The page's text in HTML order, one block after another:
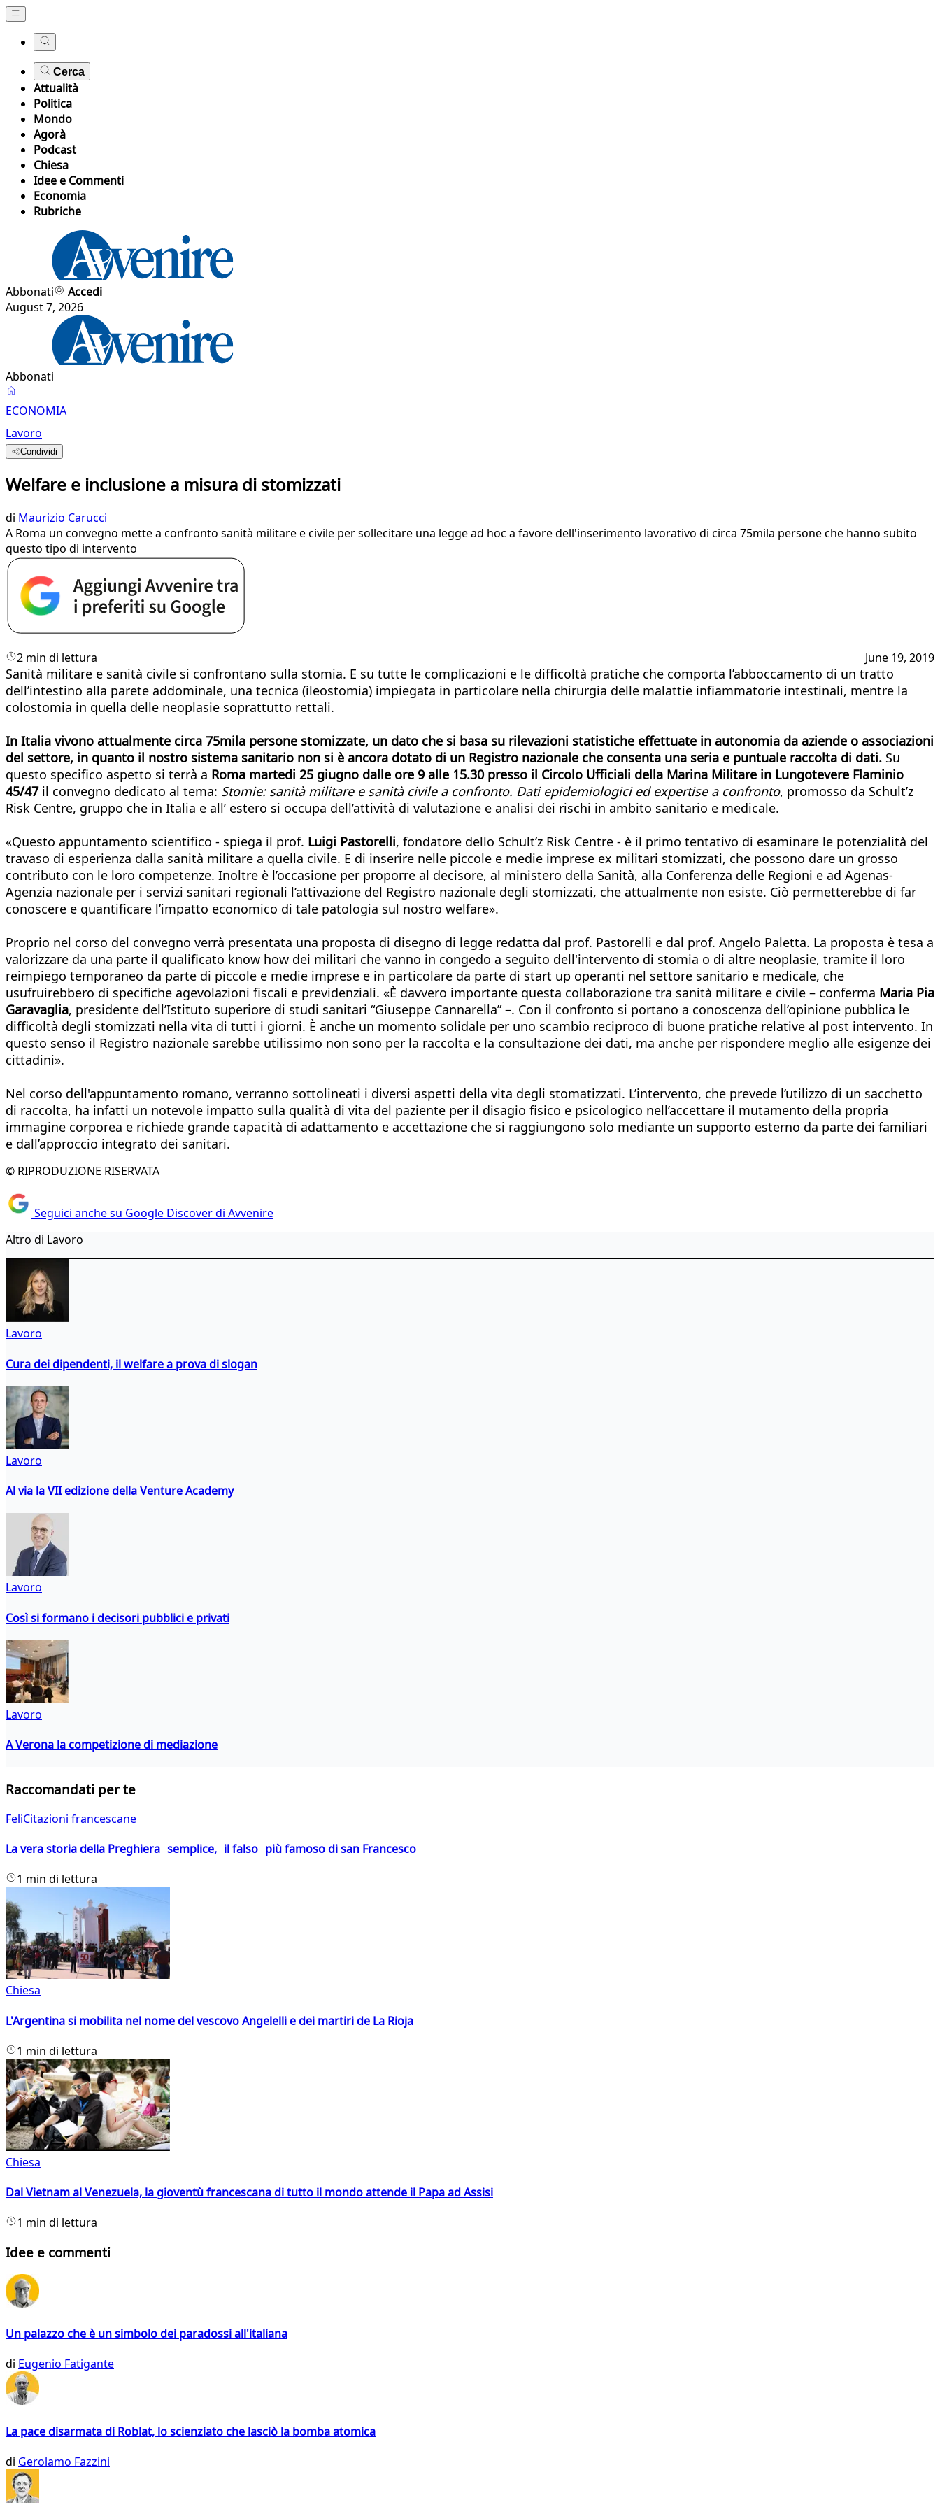
Cerca
Attualità
Politica
Mondo
Agorà
Podcast
Chiesa
Idee e Commenti
Economia
Rubriche
Abbonati
Accedi
August 7, 2026
Abbonati
ECONOMIA
Lavoro
Condividi
Welfare e inclusione a misura di stomizzati
di Maurizio Carucci
A Roma un convegno mette a confronto sanità militare e civile per sollecitare una legge ad hoc a favore dell'inserimento lavorativo di circa 75mila persone che hanno subito
questo tipo di intervento
2 min di lettura June 19, 2019
Sanità militare e sanità civile si confrontano sulla stomia. E su tutte le complicazioni e le difficoltà pratiche che comporta l’abboccamento di un tratto
dell’intestino alla parete addominale, una tecnica (ileostomia) impiegata in particolare nella chirurgia delle malattie infiammatorie intestinali, mentre la
colostomia in quella delle neoplasie soprattutto rettali.
In Italia vivono attualmente circa 75mila persone stomizzate, un dato che si basa su rilevazioni statistiche effettuate in autonomia da aziende o associazioni
del settore, in quanto il nostro sistema sanitario non si è ancora dotato di un Registro nazionale che consenta una seria e puntuale raccolta di dati. Su
questo specifico aspetto si terrà a Roma martedi 25 giugno dalle ore 9 alle 15.30 presso il Circolo Ufficiali della Marina Militare in Lungotevere Flaminio
45/47 il convegno dedicato al tema: Stomie: sanità militare e sanità civile a confronto. Dati epidemiologici ed expertise a confronto, promosso da Schult’z
Risk Centre, gruppo che in Italia e all’ estero si occupa dell’attività di valutazione e analisi dei rischi in ambito sanitario e medicale.
«Questo appuntamento scientifico - spiega il prof. Luigi Pastorelli, fondatore dello Schult’z Risk Centre - è il primo tentativo di esaminare le potenzialità del
travaso di esperienza dalla sanità militare a quella civile. E di inserire nelle piccole e medie imprese ex militari stomizzati, che possono dare un grosso
contributo con le loro competenze. Inoltre è l’occasione per proporre al decisore, al ministero della Sanità, alla Conferenza delle Regioni e ad Agenas-
Agenzia nazionale per i servizi sanitari regionali l’attivazione del Registro nazionale degli stomizzati, che attualmente non esiste. Ciò permetterebbe di far
conoscere e quantificare l’impatto economico di tale patologia sul nostro welfare».
Proprio nel corso del convegno verrà presentata una proposta di disegno di legge redatta dal prof. Pastorelli e dal prof. Angelo Paletta. La proposta è tesa a
valorizzare da una parte il qualificato know how dei militari che vanno in congedo a seguito dell'intervento di stomia o di altre neoplasie, tramite il loro
reimpiego temporaneo da parte di piccole e medie imprese e in particolare da parte di start up operanti nel settore sanitario e medicale, che
usufruirebbero di specifiche agevolazioni fiscali e previdenziali. «È davvero importante questa collaborazione tra sanità militare e civile – conferma Maria Pia
Garavaglia, presidente dell’Istituto superiore di studi sanitari “Giuseppe Cannarella” –. Con il confronto si portano a conoscenza dell’opinione pubblica le
difficoltà degli stomizzati nella vita di tutti i giorni. È anche un momento solidale per uno scambio reciproco di buone pratiche relative al post intervento. In
questo senso il Registro nazionale sarebbe utilissimo non sono per la raccolta e la consultazione dei dati, ma anche per rispondere meglio alle esigenze dei
cittadini».
Nel corso dell'appuntamento romano, verranno sottolineati i diversi aspetti della vita degli stomatizzati. L’intervento, che prevede l’utilizzo di un sacchetto
di raccolta, ha infatti un notevole impatto sulla qualità di vita del paziente per il disagio fisico e psicologico nell’accettare il mutamento della propria
immagine corporea e richiede grande capacità di adattamento e accettazione che si raggiungono solo mediante un supporto esterno da parte dei familiari
e dall’approccio integrato dei sanitari.
© RIPRODUZIONE RISERVATA
Seguici anche su Google Discover di Avvenire
Altro di Lavoro
Lavoro
Cura dei dipendenti, il welfare a prova di slogan
Lavoro
Al via la VII edizione della Venture Academy
Lavoro
Così si formano i decisori pubblici e privati
Lavoro
A Verona la competizione di mediazione
Raccomandati per te
FeliCitazioni francescane
La vera storia della Preghiera semplice, il falso più famoso di san Francesco
1 min di lettura
Chiesa
L'Argentina si mobilita nel nome del vescovo Angelelli e dei martiri de La Rioja
1 min di lettura
Chiesa
Dal Vietnam al Venezuela, la gioventù francescana di tutto il mondo attende il Papa ad Assisi
1 min di lettura
Idee e commenti
Un palazzo che è un simbolo dei paradossi all'italiana
di Eugenio Fatigante
La pace disarmata di Roblat, lo scienziato che lasciò la bomba atomica
di Gerolamo Fazzini